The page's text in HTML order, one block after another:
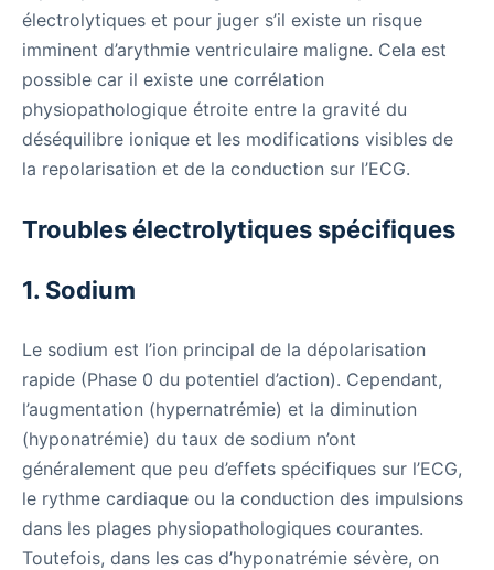
électrolytiques et pour juger s’il existe un risque
imminent d’arythmie ventriculaire maligne. Cela est
possible car il existe une corrélation
physiopathologique étroite entre la gravité du
déséquilibre ionique et les modifications visibles de
la repolarisation et de la conduction sur l’ECG.
Troubles électrolytiques spécifiques
1. Sodium
Le sodium est l’ion principal de la dépolarisation
rapide (Phase 0 du potentiel d’action). Cependant,
l’augmentation (hypernatrémie) et la diminution
(hyponatrémie) du taux de sodium n’ont
généralement que peu d’effets spécifiques sur l’ECG,
le rythme cardiaque ou la conduction des impulsions
dans les plages physiopathologiques courantes.
Toutefois, dans les cas d’hyponatrémie sévère, on